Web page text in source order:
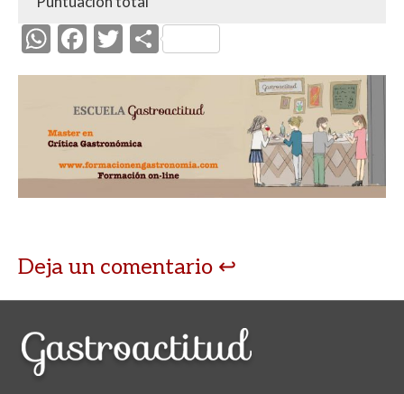
W
h
at
s
A
p
F
ac
e
b
o
o
T
w
itt
er
C
o
p
ar
ti
Deja un comentario